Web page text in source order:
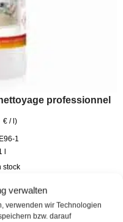
verwalten
verwenden wir Technologien
bzw. darauf
professionnel
€/ )
1
l
stock
Expédition